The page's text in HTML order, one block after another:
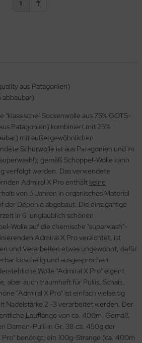
1
aus Patagonien)
abbaubar)
"klassische" Sockenwolle aus 75% GOTS-
Patagonien) kombiniert mit 25%
mit außergewöhnlichen
Schurwolle ist aus Patagonien und zu
gemäß Schoppel-Wolle kann
verfolgt werden. Das verwendete
Admiral X Pro enthält keine
von 5 Jahren in organisches Material
der Deponie abgebaut. Die einzigartige
in 6 unglaublich schönen
Wolle auf die chemische "superwash"-
Admiral X Pro verzichtet, ist
und Verarbeiten etwas ungewohnt, dafür
kuschelig und ausgesprochen
Wolle "Admiral X Pro" eigent
aber auch traumhaft für Pullis, Schals,
"Admiral X Pro" ist einfach vielseitig
Nadelstärke 2 -3 verarbeitet werden. Der
Lauflänge von ca. 400m. Gemäß
Damen-Pulii in Gr. 38 ca. 450g der
Pro" benötigt; ein 100g-Strange (ca. 400m